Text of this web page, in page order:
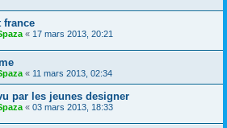
france
« 17 mars 2013, 20:21
« 11 mars 2013, 02:34
par les jeunes designer
« 03 mars 2013, 18:33